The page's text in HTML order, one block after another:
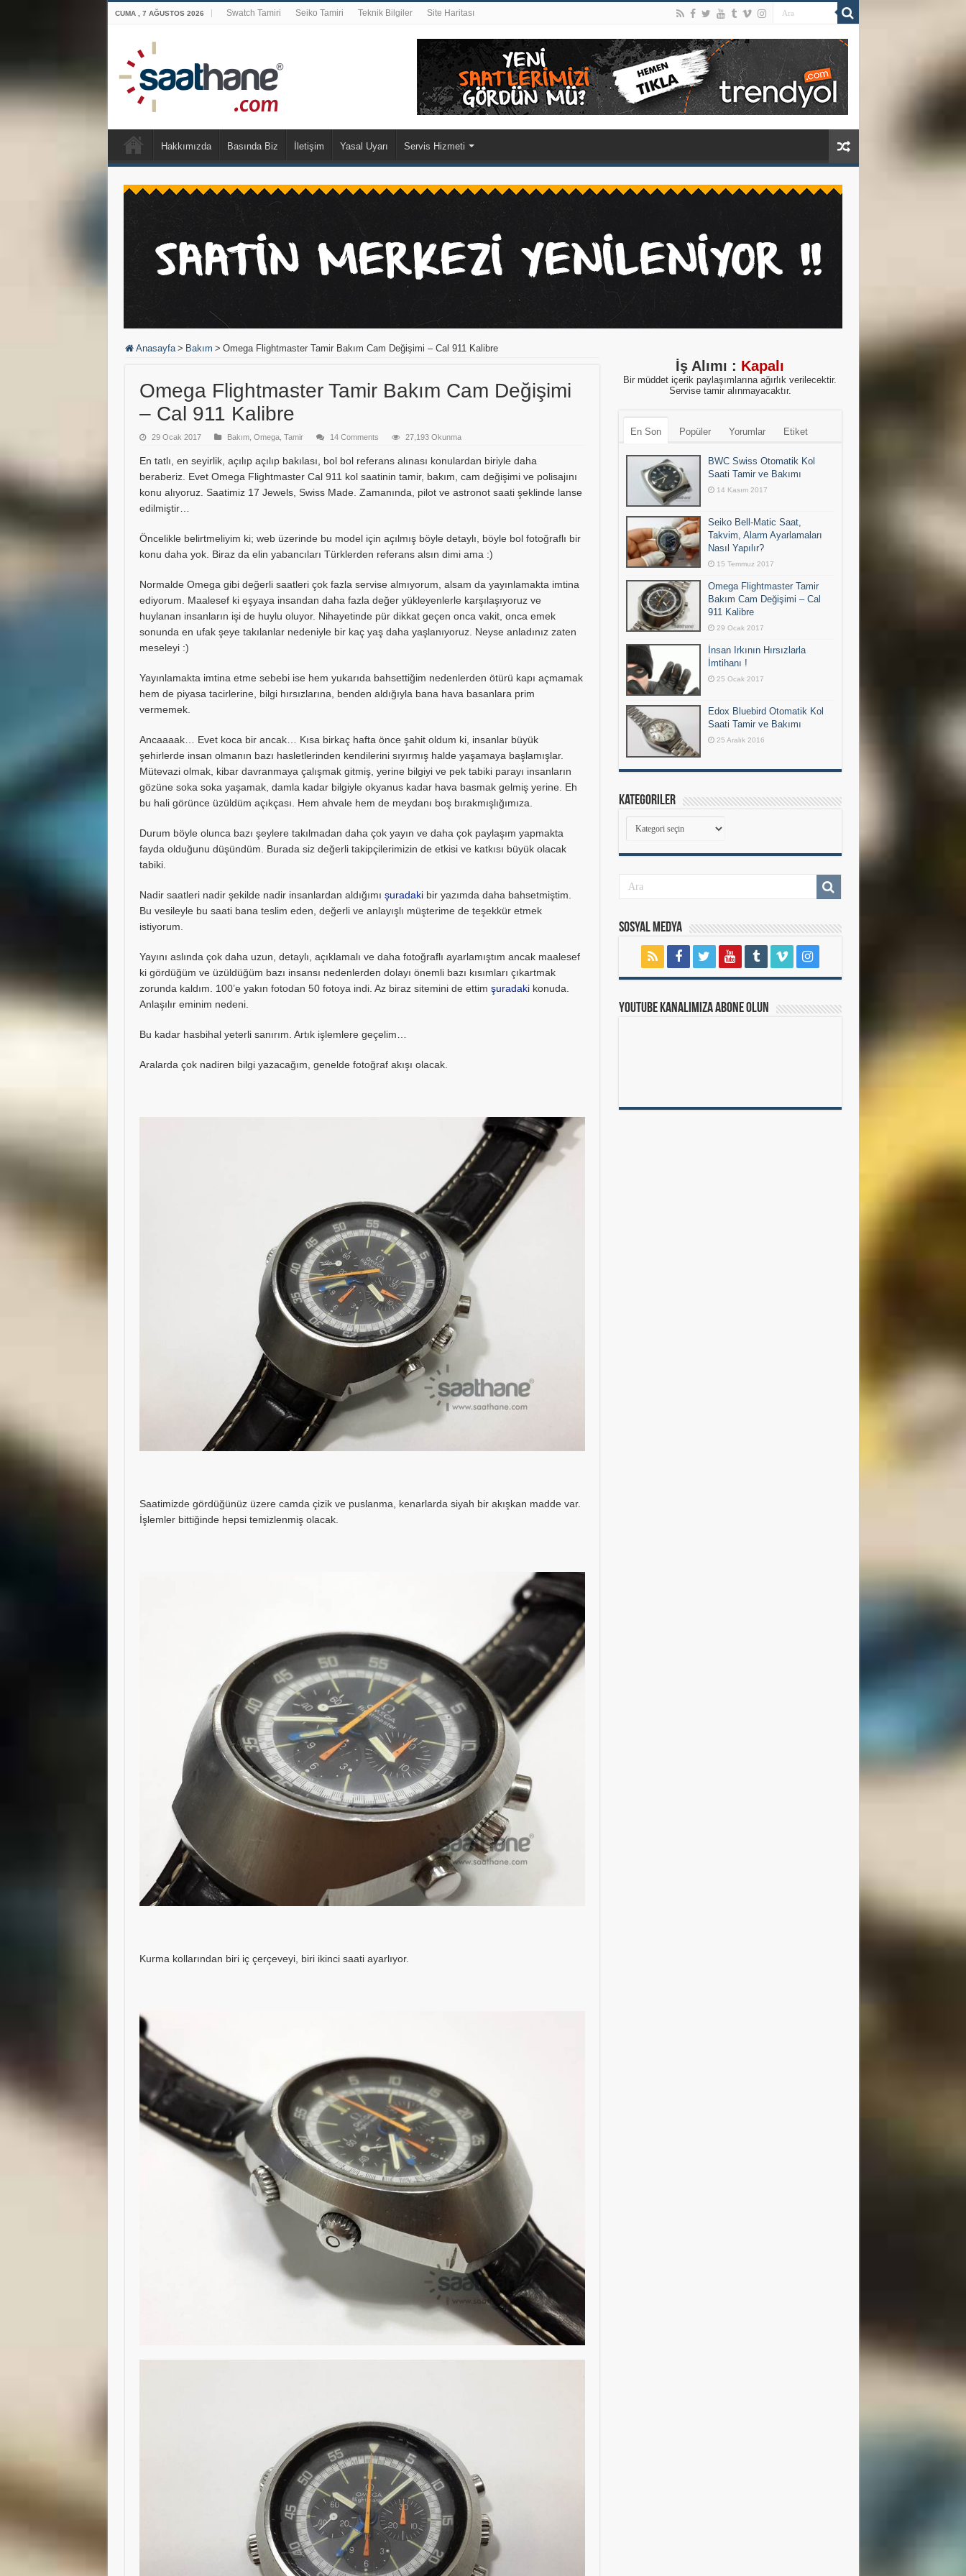
CUMA , 7 AĞUSTOS 2026 Swatch Tamiri Seiko Tamiri Teknik Bilgiler Site Haritası
Hakkımızda Basında Biz İletişim Yasal Uyarı Servis Hizmeti
Anasayfa > Bakım > Omega Flightmaster Tamir Bakım Cam Değişimi – Cal 911 Kalibre
Omega Flightmaster Tamir Bakım Cam Değişimi
– Cal 911 Kalibre
29 Ocak 2017 Bakım, Omega, Tamir 14 Comments 27,193 Okunma
En tatlı, en seyirlik, açılıp açılıp bakılası, bol bol referans alınası konulardan biriyle daha
beraberiz. Evet Omega Flightmaster Cal 911 kol saatinin tamir, bakım, cam değişimi ve polisajını
konu alıyoruz. Saatimiz 17 Jewels, Swiss Made. Zamanında, pilot ve astronot saati şeklinde lanse
edilmiştir…
Öncelikle belirtmeliyim ki; web üzerinde bu model için açılmış böyle detaylı, böyle bol fotoğraflı bir
konu daha yok. Biraz da elin yabancıları Türklerden referans alsın dimi ama :)
Normalde Omega gibi değerli saatleri çok fazla servise almıyorum, alsam da yayınlamakta imtina
ediyorum. Maalesef ki eşyaya insandan daha fazla değer yükleyenlerle karşılaşıyoruz ve
huylanan insanların işi de huylu oluyor. Nihayetinde pür dikkat geçen onca vakit, onca emek
sonunda en ufak şeye takılanlar nedeniyle bir kaç yaş daha yaşlanıyoruz. Neyse anladınız zaten
meseleyi :)
Yayınlamakta imtina etme sebebi ise hem yukarıda bahsettiğim nedenlerden ötürü kapı açmamak
hem de piyasa tacirlerine, bilgi hırsızlarına, benden aldığıyla bana hava basanlara prim
vermemek.
Ancaaaak… Evet koca bir ancak… Kısa birkaç hafta önce şahit oldum ki, insanlar büyük
şehirlerde insan olmanın bazı hasletlerinden kendilerini sıyırmış halde yaşamaya başlamışlar.
Mütevazi olmak, kibar davranmaya çalışmak gitmiş, yerine bilgiyi ve pek tabiki parayı insanların
gözüne soka soka yaşamak, damla kadar bilgiyle okyanus kadar hava basmak gelmiş yerine. Eh
bu hali görünce üzüldüm açıkçası. Hem ahvale hem de meydanı boş bırakmışlığımıza.
Durum böyle olunca bazı şeylere takılmadan daha çok yayın ve daha çok paylaşım yapmakta
fayda olduğunu düşündüm. Burada siz değerli takipçilerimizin de etkisi ve katkısı büyük olacak
tabiki.
Nadir saatleri nadir şekilde nadir insanlardan aldığımı şuradaki bir yazımda daha bahsetmiştim.
Bu vesileyle bu saati bana teslim eden, değerli ve anlayışlı müşterime de teşekkür etmek
istiyorum.
Yayını aslında çok daha uzun, detaylı, açıklamalı ve daha fotoğraflı ayarlamıştım ancak maalesef
ki gördüğüm ve üzüldüğüm bazı insansı nedenlerden dolayı önemli bazı kısımları çıkartmak
zorunda kaldım. 100’e yakın fotodan 50 fotoya indi. Az biraz sitemini de ettim şuradakikonuda.
Anlaşılır eminim nedeni.
Bu kadar hasbihal yeterli sanırım. Artık işlemlere geçelim…
Aralarda çok nadiren bilgi yazacağım, genelde fotoğraf akışı olacak.
Saatimizde gördüğünüz üzere camda çizik ve puslanma, kenarlarda siyah bir akışkan madde var.
İşlemler bittiğinde hepsi temizlenmiş olacak.
Kurma kollarından biri iç çerçeveyi, biri ikinci saati ayarlıyor.
İş Alımı : Kapalı
Bir müddet içerik paylaşımlarına ağırlık verilecektir.
Servise tamir alınmayacaktır.
En Son Popüler Yorumlar Etiket
BWC Swiss Otomatik Kol
Saati Tamir ve Bakımı
14 Kasım 2017
Seiko Bell-Matic Saat,
Takvim, Alarm Ayarlamaları
Nasıl Yapılır?
15 Temmuz 2017
Omega Flightmaster Tamir
Bakım Cam Değişimi – Cal
911 Kalibre
29 Ocak 2017
İnsan Irkının Hırsızlarla
İmtihanı !
25 Ocak 2017
Edox Bluebird Otomatik Kol
Saati Tamir ve Bakımı
25 Aralık 2016
Kategoriler
Kategoriler
Sosyal Medya
Youtube Kanalımıza Abone Olun